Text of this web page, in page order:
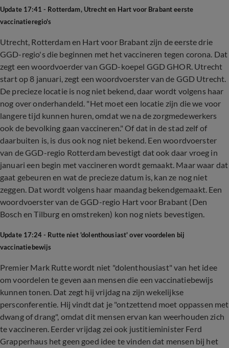
Update 17:41 - Rotterdam, Utrecht en Hart voor Brabant eerste
vaccinatieregio's
Utrecht, Rotterdam en Hart voor Brabant zijn de eerste drie
GGD-regio's die beginnen met het vaccineren tegen corona. Dat
zegt een woordvoerder van GGD-koepel GGD GHOR. Utrecht
start op 8 januari, zegt een woordvoerster van de GGD Utrecht.
De precieze locatie is nog niet bekend, daar wordt volgens haar
nog over onderhandeld. "Het moet een locatie zijn die we voor
langere tijd kunnen huren, omdat we na de zorgmedewerkers
ook de bevolking gaan vaccineren." Of dat in de stad zelf of
daarbuiten is, is dus ook nog niet bekend. Een woordvoerster
van de GGD-regio Rotterdam bevestigt dat ook daar vroeg in
januari een begin met vaccineren wordt gemaakt. Maar waar dat
gaat gebeuren en wat de precieze datum is, kan ze nog niet
zeggen. Dat wordt volgens haar maandag bekendgemaakt. Een
woordvoerster van de GGD-regio Hart voor Brabant (Den
Bosch en Tilburg en omstreken) kon nog niets bevestigen.
Update 17:24 - Rutte niet 'dolenthousiast' over voordelen bij
vaccinatiebewijs
Premier Mark Rutte wordt niet "dolenthousiast" van het idee
om voordelen te geven aan mensen die een vaccinatiebewijs
kunnen tonen. Dat zegt hij vrijdag na zijn wekelijkse
persconferentie. Hij vindt dat je "ontzettend moet oppassen met
dwang of drang", omdat dit mensen ervan kan weerhouden zich
te vaccineren. Eerder vrijdag zei ook justitieminister Ferd
Grapperhaus het geen goed idee te vinden dat mensen bij het